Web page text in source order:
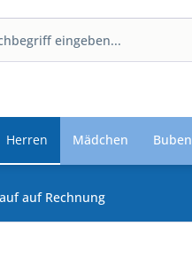
Herren Mädchen Buben
auf Rechnung